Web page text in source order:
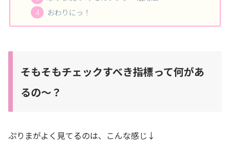
おわりにっ！
そもそもチェックすべき指標って何があ
るの〜？
ぷりまがよく見てるのは、こんな感じ↓